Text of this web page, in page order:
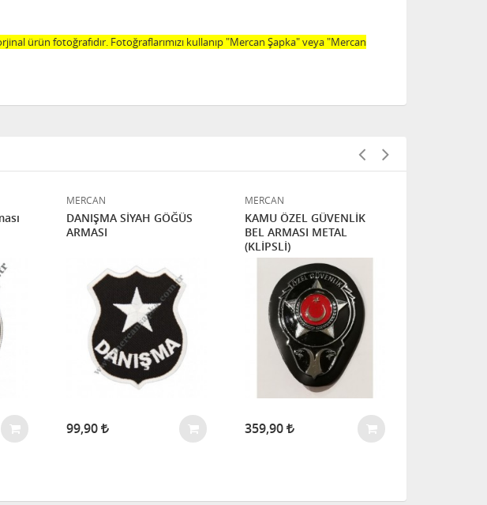
ürün fotoğrafıdır. Fotoğraflarımızı kullanıp "Mercan Şapka" veya "Mercan
MERCAN
DANIŞMA SİYAH GÖĞÜS
ARMASI
99,90
MERCAN
KAMU ÖZEL GÜVENLİK
BEL ARMASI METAL
(KLİPSLİ)
359,90